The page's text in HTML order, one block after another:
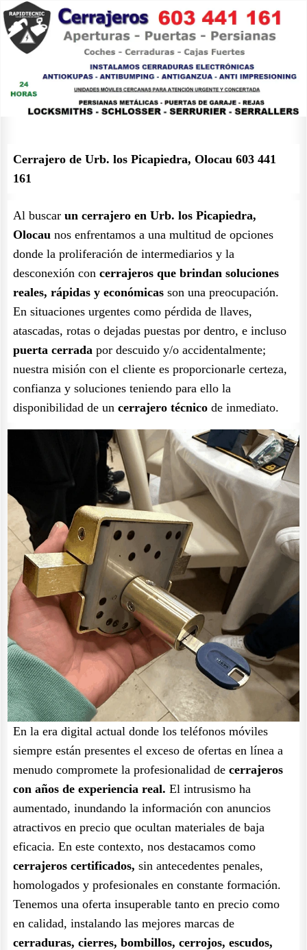
Cerrajero de Urb. los Picapiedra, Olocau 603 441
161
Al buscar un cerrajero en Urb. los Picapiedra,
Olocau nos enfrentamos a una multitud de opciones
donde la proliferación de intermediarios y la
desconexión con cerrajeros que brindan soluciones
reales, rápidas y económicas son una preocupación.
En situaciones urgentes como pérdida de llaves,
atascadas, rotas o dejadas puestas por dentro, e incluso
puerta cerrada por descuido y/o accidentalmente;
nuestra misión con el cliente es proporcionarle certeza,
confianza y soluciones teniendo para ello la
disponibilidad de un cerrajero técnico de inmediato.
En la era digital actual donde los teléfonos móviles
siempre están presentes el exceso de ofertas en línea a
menudo compromete la profesionalidad de cerrajeros
con años de experiencia real. El intrusismo ha
aumentado, inundando la información con anuncios
atractivos en precio que ocultan materiales de baja
eficacia. En este contexto, nos destacamos como
cerrajeros certificados, sin antecedentes penales,
homologados y profesionales en constante formación.
Tenemos una oferta insuperable tanto en precio como
en calidad, instalando las mejores marcas de
cerraduras, cierres, bombillos, cerrojos, escudos,